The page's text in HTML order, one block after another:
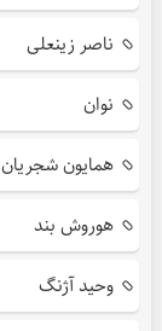
ناصر زینعلی
نوان
همایون شجریان
هوروش بند
وحید آژنگ